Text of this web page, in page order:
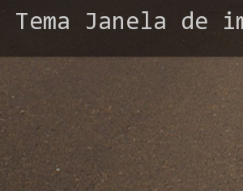
Tema Janela de